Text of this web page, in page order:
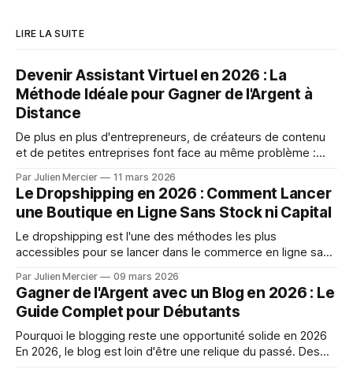
LIRE LA SUITE
Devenir Assistant Virtuel en 2026 : La
Méthode Idéale pour Gagner de l'Argent à
Distance
De plus en plus d'entrepreneurs, de créateurs de contenu
et de petites entreprises font face au même problème :
e-mails, gérer un calendrier, publier sur les réseaux sociaux,
saisir des données, rédiger des comptes rendus... Autant
d&
Par Julien Mercier 11 mars 2026
Le Dropshipping en 2026 : Comment Lancer
une Boutique en Ligne Sans Stock ni Capital
Le dropshipping est l'une des méthodes les plus
accessibles pour se lancer dans le commerce en ligne sans
stocker des produits, d'investir dans un entrepôt ou de
gérer des livraisons complexes : vous agissez
Par Julien Mercier 09 mars 2026
Gagner de l'Argent avec un Blog en 2026 : Le
Guide Complet pour Débutants
Pourquoi le blogging reste une opportunité solide en 2026
En 2026, le blog est loin d'être une relique du passé. Des